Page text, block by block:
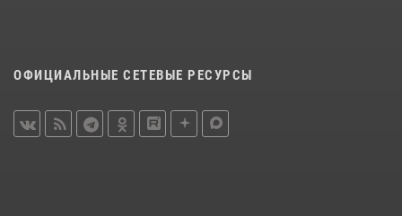
ОФИЦИАЛЬНЫЕ СЕТЕВЫЕ РЕСУРСЫ